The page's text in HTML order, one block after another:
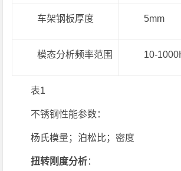
车架钢板厚度 5mm
模态分析频率范围 10-
表1
不锈钢性能参数：
杨氏模量；泊松比；密度
扭转刚度分析：